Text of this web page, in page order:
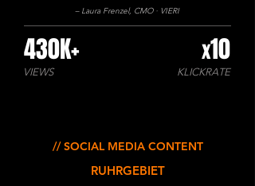
– Laura Frenzel, CMO · VIERI
430K+ x10
VIEWS KLICKRATE
// SOCIAL MEDIA CONTENT
RUHRGEBIET